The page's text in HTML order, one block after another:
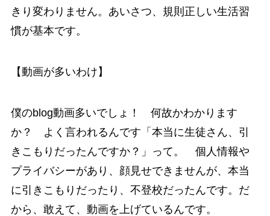
きり変わりません。あいさつ、規則正しい生活習
慣が基本です。
【動画が多いわけ】
僕のblog動画多いでしょ！ 何故かわかります
か？ よく言われるんです「本当に生徒さん、引
きこもりだったんですか？」って。 個人情報や
プライバシーがあり、顔見せできませんが、本当
に引きこもりだったり、不登校だったんです。だ
から、敢えて、動画を上げているんです。